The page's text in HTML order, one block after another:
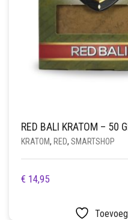
RED BALI KRATOM – 50
KRATOM, RED, SMARTSHOP
€ 14,95